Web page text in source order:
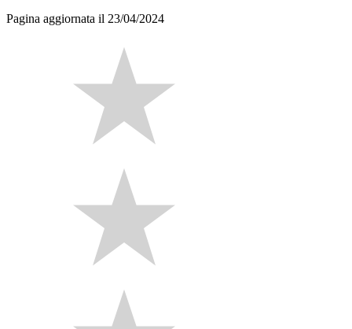
Pagina aggiornata il 23/04/2024